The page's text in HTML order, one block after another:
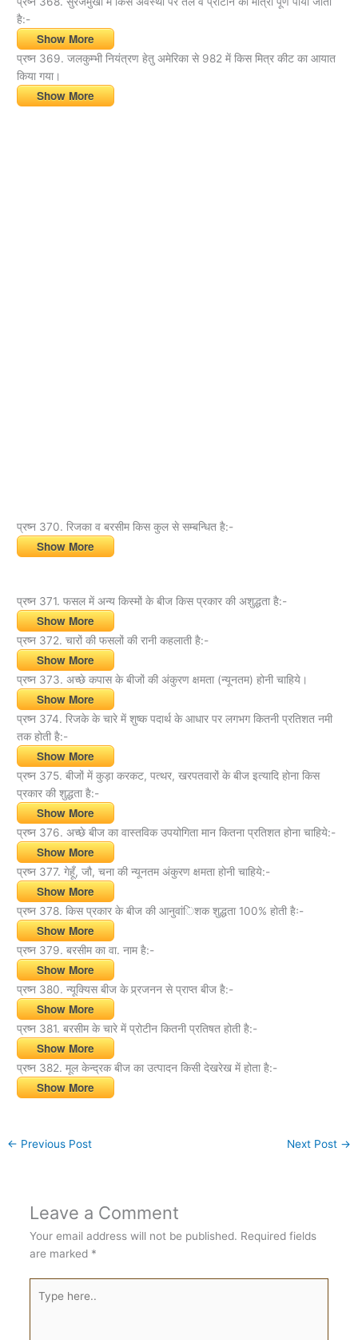
है:-
Show More
प्रष्न 369. जलकुम्भी नियंत्रण हेतु अमेरिका से 982 में किस मित्र कीट का आयात
किया गया।
Show More
प्रष्न 370. रिजका व बरसीम किस कुल से सम्बन्धित है:-
Show More
प्रष्न 371. फसल में अन्य किस्मों के बीज किस प्रकार की अशुद्धता है:-
Show More
प्रष्न 372. चारों की फसलों की रानी कहलाती है:-
Show More
प्रष्न 373. अच्छे कपास के बीजों की अंकुरण क्षमता (न्यूनतम) होनी चाहिये।
Show More
प्रष्न 374. रिजके के चारे में शुष्क पदार्थ के आधार पर लगभग कितनी प्रतिशत नमी
तक होती है:-
Show More
प्रष्न 375. बीजों में कुड़ा करकट, पत्थर, खरपतवारों के बीज इत्यादि होना किस
प्रकार की शुद्धता है:-
Show More
प्रष्न 376. अच्छे बीज का वास्तविक उपयोगिता मान कितना प्रतिशत होना चाहिये:-
Show More
प्रष्न 377. गेहूँ, जौ, चना की न्यूनतम अंकुरण क्षमता होनी चाहिये:-
Show More
प्रष्न 378. किस प्रकार के बीज की आनुवांिशक शुद्धता 100% होती हैः-
Show More
प्रष्न 379. बरसीम का वा. नाम है:-
Show More
प्रष्न 380. न्यूक्यिस बीज के प्र्रजनन से प्राप्त बीज है:-
Show More
प्रष्न 381. बरसीम के चारे में प्रोटीन कितनी प्रतिषत होती है:-
Show More
प्रष्न 382. मूल केन्द्रक बीज का उत्पादन किसी देखरेख में होता है:-
Show More
← Previous Post Next Post →
Leave a Comment
Your email address will not be published. Required fields
are marked *
here..